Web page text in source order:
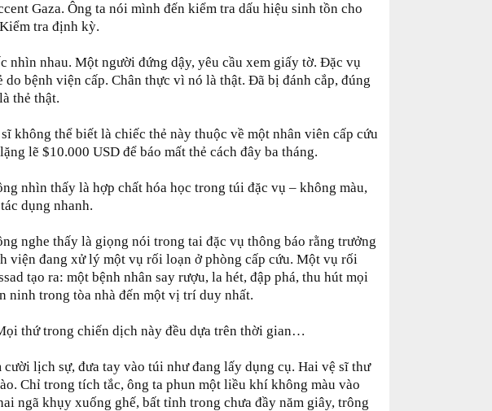
Gaza. Ông ta nói mình đến kiểm tra dấu hiệu sinh tồn cho
tra định kỳ.
nhìn nhau. Một người đứng dậy, yêu cầu xem giấy tờ. Đặc vụ
do bệnh viện cấp. Chân thực vì nó là thật. Đã bị đánh cắp, đúng
thẻ thật.
không thể biết là chiếc thẻ này thuộc về một nhân viên cấp cứu
lẽ $10.000 USD để báo mất thẻ cách đây ba tháng.
nhìn thấy là hợp chất hóa học trong túi đặc vụ – không màu,
dụng nhanh.
nghe thấy là giọng nói trong tai đặc vụ thông báo rằng trưởng
viện đang xử lý một vụ rối loạn ở phòng cấp cứu. Một vụ rối
tạo ra: một bệnh nhân say rượu, la hét, đập phá, thu hút mọi
ninh trong tòa nhà đến một vị trí duy nhất.
thứ trong chiến dịch này đều dựa trên thời gian…
lịch sự, đưa tay vào túi như đang lấy dụng cụ. Hai vệ sĩ thư
Chỉ trong tích tắc, ông ta phun một liều khí không màu vào
ngã khụy xuống ghế, bất tỉnh trong chưa đầy năm giây, trông